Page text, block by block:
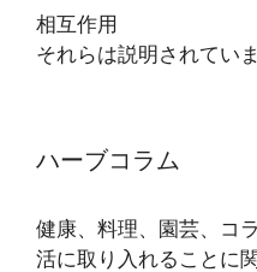
相互作用
それらは説明されていま
ハーブコラム
健康、料理、園芸、コ
活に取り入れることに